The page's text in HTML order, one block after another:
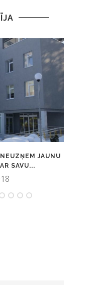
JAUNU
SAVU...